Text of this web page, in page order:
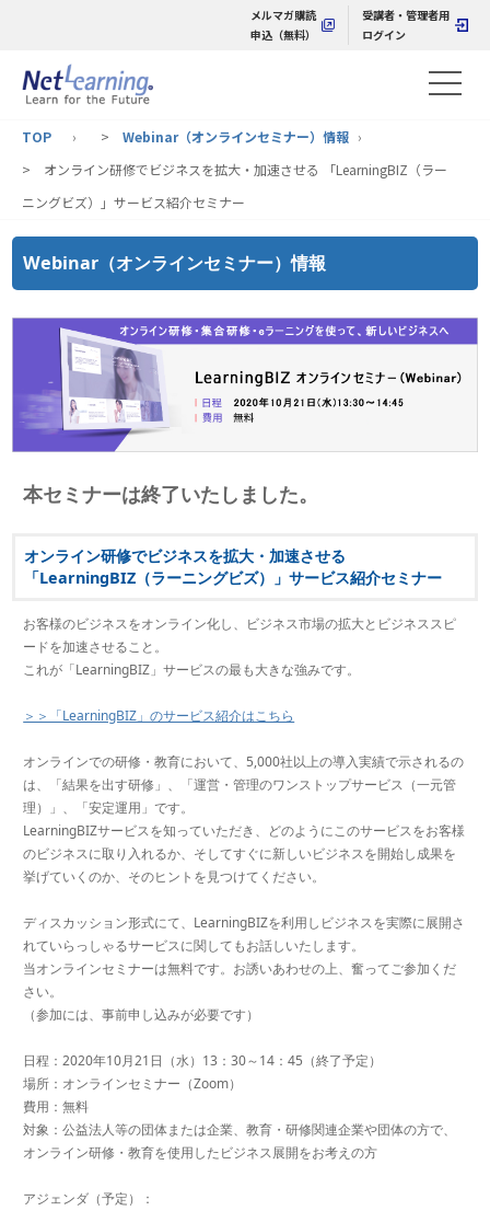
メルマガ購読
申込（無料）
受講者・管理者用
ログイン
TOP >Webinar（オンラインセミナー）情報
> オンライン研修でビジネスを拡大・加速させる 「LearningBIZ（ラー
ニングビズ）」サービス紹介セミナー
Webinar（オンラインセミナー）情報
本セミナーは終了いたしました。
オンライン研修でビジネスを拡大・加速させる
「LearningBIZ（ラーニングビズ）」サービス紹介セミナー
お客様のビジネスをオンライン化し、ビジネス市場の拡大とビジネススピ
ードを加速させること。
これが「LearningBIZ」サービスの最も大きな強みです。
＞＞「LearningBIZ」のサービス紹介はこちら
オンラインでの研修・教育において、5,000社以上の導入実績で示されるの
は、「結果を出す研修」、「運営・管理のワンストップサービス（一元管
理）」、「安定運用」です。
LearningBIZサービスを知っていただき、どのようにこのサービスをお客様
のビジネスに取り入れるか、そしてすぐに新しいビジネスを開始し成果を
挙げていくのか、そのヒントを見つけてください。
ディスカッション形式にて、LearningBIZを利用しビジネスを実際に展開さ
れていらっしゃるサービスに関してもお話しいたします。
当オンラインセミナーは無料です。お誘いあわせの上、奮ってご参加くだ
さい。
（参加には、事前申し込みが必要です）
日程：2020年10月21日（水）13：30～14：45（終了予定）
場所：オンラインセミナー（Zoom）
費用：無料
対象：公益法人等の団体または企業、教育・研修関連企業や団体の方で、
オンライン研修・教育を使用したビジネス展開をお考えの方
アジェンダ（予定）：